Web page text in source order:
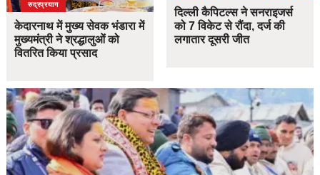
उत्तराखंड
देश
रुद्रप्रयाग
केदारनाथ में मुख्य सेवक भंडारा में
मुख्यमंत्री ने श्रद्धालुओं को
वितरित किया प्रसाद
दिल्ली कैपिटल्स ने सनराइजर्स
को 7 विकेट से रौंदा, दर्ज की
लगातार दूसरी जीत